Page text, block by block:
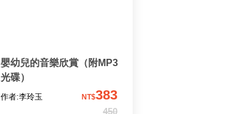
嬰幼兒的音樂欣賞（附MP3
光碟）
作者:李玲玉 NT$383
450